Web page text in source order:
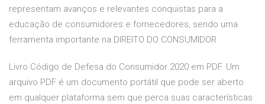
representam avanços e relevantes conquistas para a
educação de consumidores e fornecedores, sendo uma
ferramenta importante na DIREITO DO CONSUMIDOR
Livro Código de Defesa do Consumidor 2020 em PDF. Um
arquivo PDF é um documento portátil que pode ser aberto
em qualquer plataforma sem que perca suas características